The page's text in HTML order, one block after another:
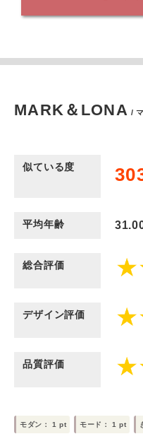
MARK＆LONA /
似ている度
平均年齢
総合評価
デザイン評価
品質評価
モダン： 1pt モード：1pt